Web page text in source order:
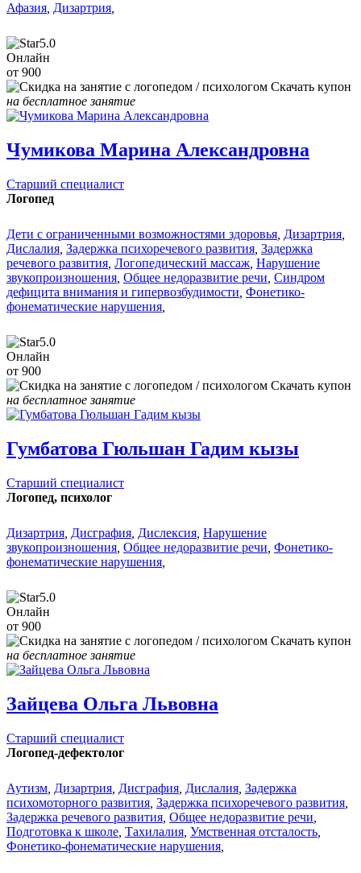
Афазия Дизартрия
5.0
Онлайн
от 900
Скачать купон
на бесплатное занятие
Чумикова Марина Александровна
Старший специалист
Логопед
Дети с ограниченными возможностями здоровья Дизартрия
Дислалия Задержка психоречевого развития Задержка
речевого развития Логопедический массаж Нарушение
звукопроизношения Общее недоразвитие речи Синдром
дефицита внимания и гипервозбудимости Фонетико-
фонематические нарушения
5.0
Онлайн
от 900
Скачать купон
на бесплатное занятие
Гумбатова Гюльшан Гадим кызы
Старший специалист
Логопед, психолог
Дизартрия Дисграфия Дислексия Нарушение
звукопроизношения Общее недоразвитие речи Фонетико-
фонематические нарушения
5.0
Онлайн
от 900
Скачать купон
на бесплатное занятие
Зайцева Ольга Львовна
Старший специалист
Логопед-дефектолог
Аутизм Дизартрия Дисграфия Дислалия Задержка
психомоторного развития Задержка психоречевого развития
Задержка речевого развития Общее недоразвитие речи
Подготовка к школе Тахилалия Умственная отсталость
Фонетико-фонематические нарушения